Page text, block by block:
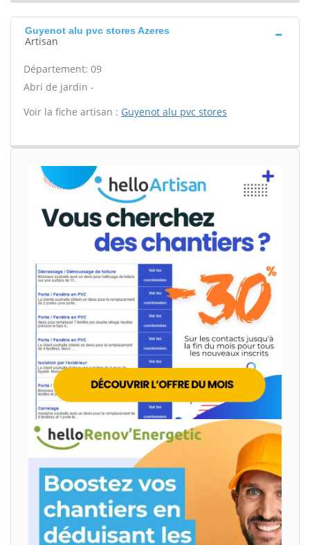
Guyenot alu pvc stores Azeres
Artisan
Département: 09
Abri de jardin -
Voir la fiche artisan : Guyenot alu pvc stores